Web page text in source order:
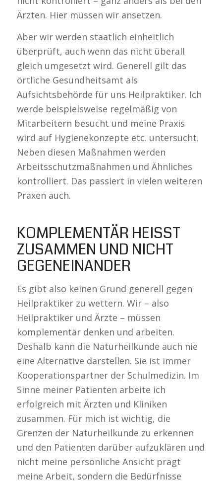
Ärzten. Hier müssen wir ansetzen.
Aber wir werden staatlich einheitlich
überprüft, auch wenn das nicht überall
gleich umgesetzt wird. Generell gilt das
örtliche Gesundheitsamt als
Aufsichtsbehörde für uns Heilpraktiker. Ich
werde beispielsweise regelmäßig von
Mitarbeitern besucht und meine Praxis
wird auf Hygienekonzepte etc. untersucht.
Neben diesen Maßnahmen werden
Arbeitsschutzmaßnahmen und Ähnliches
kontrolliert. Das passiert in vielen weiteren
Praxen auch.
KOMPLEMENTÄR HEISST Z
USAMMEN UND NICHT G
EGENEINANDER
Es gibt also keinen Grund generell gegen
Heilpraktiker zu wettern. Wir – also
Heilpraktiker und Ärzte – müssen
komplementär denken und arbeiten.
Deshalb kann die Naturheilkunde auch nie
eine Alternative darstellen. Sie ist immer
Kooperationspartner der Schulmedizin. Im
Sinne meiner Patienten arbeite ich
erfolgreich mit Ärzten und Kliniken
zusammen. Für mich ist wichtig, die
Grenzen der Naturheilkunde zu erkennen
und den Patienten darüber aufzuklären und
nicht meine persönliche Ansicht prägt
meine Arbeit, sondern die Bedürfnisse